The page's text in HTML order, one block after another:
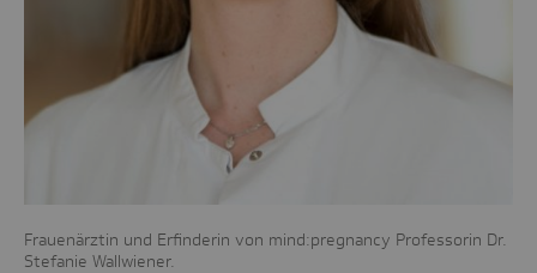
Frauenärztin und Erfinderin von mind:pregnancy Professorin Dr.
Stefanie Wallwiener.